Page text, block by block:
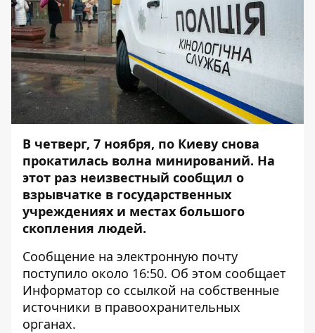
В четверг, 7 ноября, по Киеву снова
прокатилась волна минирований. На
этот раз неизвестный сообщил о
взрывчатке в государственных
учреждениях и местах большого
скопления людей.
Сообщение на электронную почту
поступило около 16:50. Об этом сообщает
Информатор со ссылкой на собственные
источники в правоохранительных
органах.